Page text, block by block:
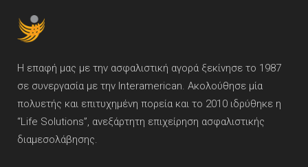
Η επαφή μας με την ασφαλιστική αγορά ξεκίνησε το 1987
σε συνεργασία με την Interamerican. Ακολούθησε μία
πολυετής και επιτυχημένη πορεία και το 2010 ιδρύθηκε η
“Life Solutions”, ανεξάρτητη επιχείρηση ασφαλιστικής
διαμεσολάβησης.